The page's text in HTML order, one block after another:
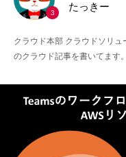
3
たっきー
クラウド本部 クラウドソリ
のクラウド記事を書いてます